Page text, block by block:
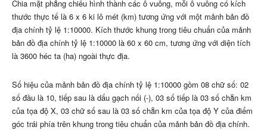
Chia mặt phẳng chiếu hình thành các ô vuông, mỗi ô vuông có kích
thước thực tế là 6 x 6 ki lô mét (km) tương ứng với một mảnh bản đồ
địa chính tỷ lệ 1:10000. Kích thước khung trong tiêu chuẩn của mảnh
bản đồ địa chính tỷ lệ 1:10000 là 60 x 60 cm, tương ứng với diện tích
là 3600 héc ta (ha) ngoài thực địa.
Số hiệu của mảnh bản đồ địa chính tỷ lệ 1:10000 gồm 08 chữ số: 02
số đầu là 10, tiếp sau là dấu gạch nối (-), 03 số tiếp là 03 số chẵn km
của tọa độ X, 03 chữ số sau là 03 số chẵn km của tọa độ Y của điểm
góc trái phía trên khung trong tiêu chuẩn của mảnh bản đồ địa chính.